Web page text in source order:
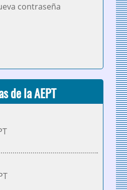
contraseña
de la AEPT